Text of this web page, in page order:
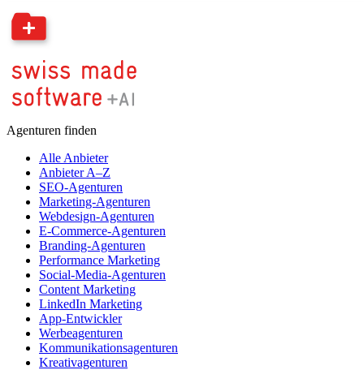
Agenturen finden
Alle Anbieter
Anbieter A–Z
SEO-Agenturen
Marketing-Agenturen
Webdesign-Agenturen
E-Commerce-Agenturen
Branding-Agenturen
Performance Marketing
Social-Media-Agenturen
Content Marketing
LinkedIn Marketing
App-Entwickler
Werbeagenturen
Kommunikationsagenturen
Kreativagenturen